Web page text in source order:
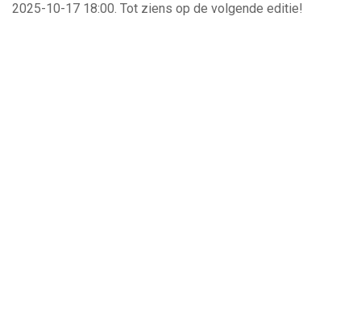
2025-10-17 18:00. Tot ziens op de volgende editie!